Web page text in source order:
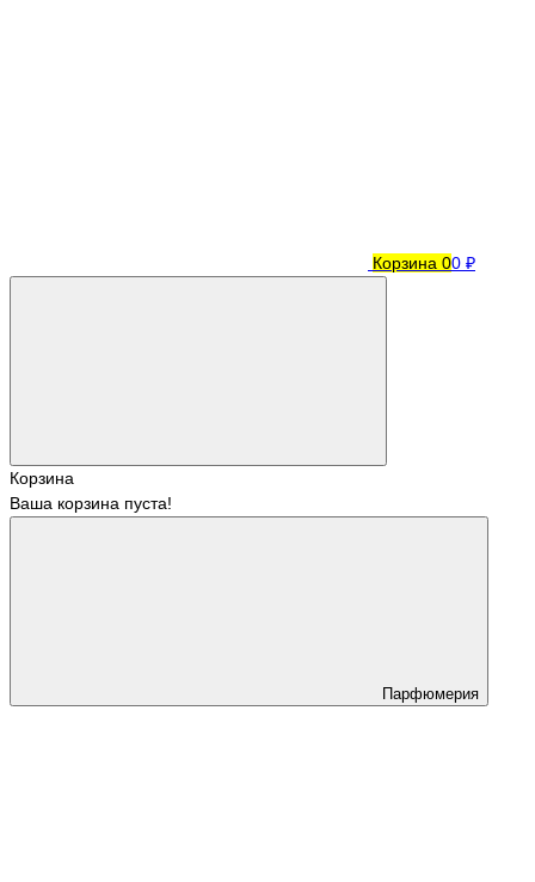
Корзина 00 ₽
Корзина
Ваша корзина пуста!
Парфюмерия